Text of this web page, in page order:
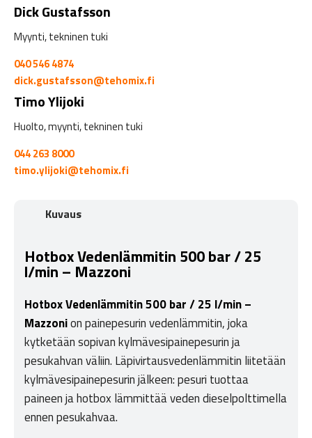
Dick Gustafsson
Myynti, tekninen tuki
040 546 4874
dick.gustafsson@tehomix.fi
Timo Ylijoki
Huolto, myynti, tekninen tuki
044 263 8000
timo.ylijoki@tehomix.fi
Kuvaus
Hotbox Vedenlämmitin 500 bar / 25
l/min – Mazzoni
Hotbox Vedenlämmitin 500 bar / 25 l/min –
Mazzonion painepesurin vedenlämmitin, joka
kytketään sopivan kylmävesipainepesurin ja
pesukahvan väliin. Läpivirtausvedenlämmitin liitetään
kylmävesipainepesurin jälkeen: pesuri tuottaa
paineen ja hotbox lämmittää veden dieselpolttimella
ennen pesukahvaa.